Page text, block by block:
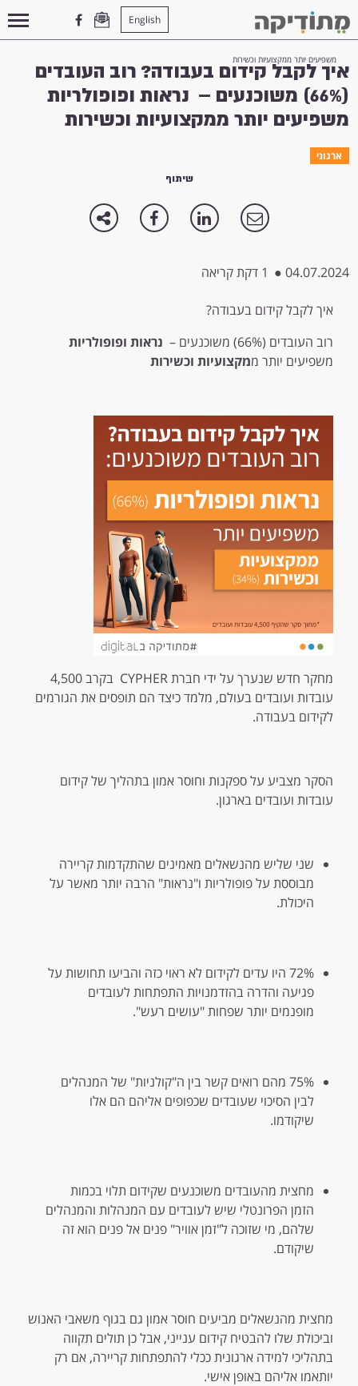
English
עמוד הבית> ארגוני> איך לקבל קידום בעבודה? רוב העובדים (66%) משוכנעים – נראות ופופולריות
משפיעים יותר ממקצועיות וכשירות
איך לקבל קידום בעבודה? רוב העובדים
(66%) משוכנעים – נראות ופופולריות
משפיעים יותר ממקצועיות וכשירות
ארגוני
שיתוף
04.07.2024
● 1 דקת קריאה
איך לקבל קידום בעבודה?
רוב העובדים (66%) משוכנעים –
נראות ופופולריות
משפיעים יותר ממקצועיות וכשירות
מחקר חדש שנערך על ידי חברת CYPHER בקרב 4,500
עובדות ועובדים בעולם, מלמד כיצד הם תופסים את הגורמים
לקידום בעבודה.
הסקר מצביע על ספקנות וחוסר אמון בתהליך של קידום
עובדות ועובדים בארגון.
שני שליש מהנשאלים מאמינים שהתקדמות קריירה
מבוססת על פופולריות ו"נראות" הרבה יותר מאשר על
היכולת.
72% היו עדים לקידום לא ראוי כזה והביעו תחושות על
פגיעה והדרה בהזדמנויות התפתחות לעובדים
מופנמים יותר שפחות "עושים רעש".
75% מהם רואים קשר בין ה"קולניות" של המנהלים
לבין הסיכוי שעובדים שכפופים אליהם הם אלו
שיקודמו.
מחצית מהעובדים משוכנעים שקידום תלוי בכמות
הזמן הפרונטלי שיש לעובדים עם המנהלות והמנהלים
שלהם, מי שזוכה ל"זמן אוויר" פנים אל פנים הוא זה
שיקודם.
מחצית מהנשאלים מביעים חוסר אמון גם בגוף משאבי האנוש
וביכולת שלו להבטיח קידום ענייני, אבל כן תולים תקווה
בתהליכי למידה ארגונית ככלי להתפתחות קריירה, אם רק
יותאמו אליהם באופן אישי.